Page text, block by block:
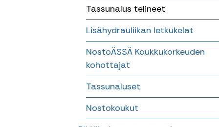
Tassunalus telineet
Lisähydrauliikan letkukelat
NostoÄSSÄ Koukkukorkeuden
kohottajat
Tassunaluset
Nostokoukut